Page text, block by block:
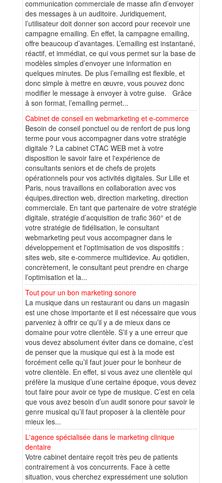
communication commerciale de masse afin d’envoyer
des messages à un auditoire. Juridiquement,
l’utilisateur doit donner son accord pour recevoir une
campagne emailing. En effet, la campagne emailing,
offre beaucoup d’avantages. L’emailing est instantané,
réactif, et immédiat, ce qui vous permet sur la base de
modèles simples d’envoyer une information en
quelques minutes. De plus l’emailing est flexible, et
donc simple à mettre en œuvre, vous pouvez donc
modifier le message à envoyer à votre guise. Grâce
â son format, l’emailing permet...
Cabinet de conseil en webmarketing et e-commerce
Besoin de conseil ponctuel ou de renfort de pus long
terme pour vous accompagner dans votre stratégie
digitale ? La cabinet CTAC WEB met à votre
disposition le savoir faire et l'expérience de
consultants seniors et de chefs de projets
opérationnels pour vos activités digitales. Sur Lille et
Paris, nous travaillons en collaboration avec vos
équipes,direction web, direction marketing, direction
commerciale. En tant que partenaire de votre stratégie
digitale, stratégie d’acquisition de trafic 360° et de
votre stratégie de fidélisation, le consultant
webmarketing peut vous accompagner dans le
développement et l'optimisation de vos dispositifs :
sites web, site e-commerce multidevice. Au qotidien,
concrètement, le consultant peut prendre en charge
l’optimisation et la...
Tout pour un bon marketing sonore
La musique dans un restaurant ou dans un magasin
est une chose importante et il est nécessaire que vous
parveniez à offrir ce qu’il y a de mieux dans ce
domaine pour votre clientèle. S’il y a une erreur que
vous devez absolument éviter dans ce domaine, c’est
de penser que la musique qui est à la mode est
forcément celle qu’il faut jouer pour le bonheur de
votre clientèle. En effet, si vous avez une clientèle qui
préfère la musique d’une certaine époque, vous devez
tout faire pour avoir ce type de musique. C’est en cela
que vous avez besoin d’un audit sonore pour savoir le
genre musical qu’il faut proposer à la clientèle pour
mieux les...
L'agence spécialisée dans le marketing clinique
dentaire
Votre cabinet dentaire reçoit très peu de patients
contrairement à vos concurrents. Face à cette
situation, vous cherchez expressément une solution